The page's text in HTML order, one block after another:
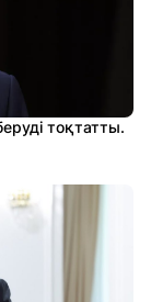
тоқтатты.